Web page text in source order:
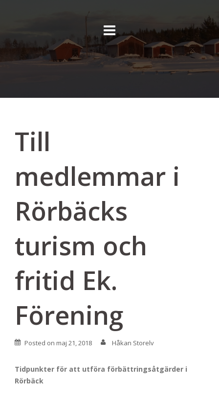
Till
medlemmar i
Rörbäcks
turism och
fritid Ek.
Förening
Posted on maj 21, 2018 Håkan Storelv
Tidpunkter för att utföra förbättringsåtgärder i
Rörbäck